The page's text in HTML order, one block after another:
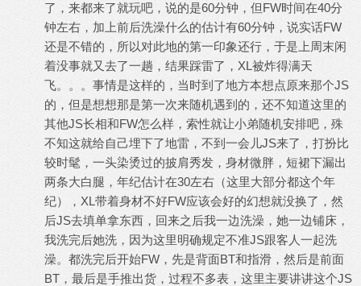
了，来都来了就玩吧，说的是60分钟，但FW时间在40分
钟左右，加上前后洗澡什么的估计有60分钟，说实话FW
还是不错的，所以对此地的第一印象还行，于是上周末闲
着没事就又去了一趟，结果踩雷了，XL被炸得满天
飞。。。事情是这样的，当时到了地方本想点原来那个JS
的，但是想想那是第一次来随机遇到的，还不知道这里的
其他JS长相和FW怎么样，索性就让小弟随机安排吧，殊
不知这就给自己埋下了地雷，不到一会儿JS来了，打扮比
较时髦，一头染烫过的披肩秀发，身材微胖，短裙下漏出
两条大白腿，年纪估计在30左右（这里大部分都这个年
纪），XL带着身材不好FW应该会好的幻想就没换了，然
后JS去填单拿东西，回来之后我一边洗澡，她一边铺床，
我洗完后她洗，因为这里明确规定不准JS跟客人一起洗
澡。都洗完后开始FW，先是背面BT和指滑，然后是前面
BT，最后是手推出货，过程不多表，这里主要讲讲这个JS